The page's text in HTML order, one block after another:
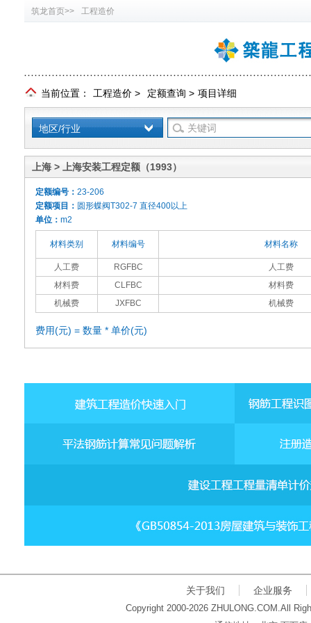
筑龙首页>> 工程造价
当前位置： 工程造价 > 定额查询 > 项目详细
地区/行业
上海 > 上海安装工程定额（1993）
定额编号： 23-206
定额项目： 圆形蝶阀T302-7 直径400以上
单位： m2
材料类别 材料编号 材料名称
人工费 RGFBC
人工费
材料费
CLFBC
材料费
机械费
JXFBC 机械费
费用(元) = 数量 * 单价(元)
关于我们 企业服务
Copyright 2000-2026 ZHULONG.COM.All